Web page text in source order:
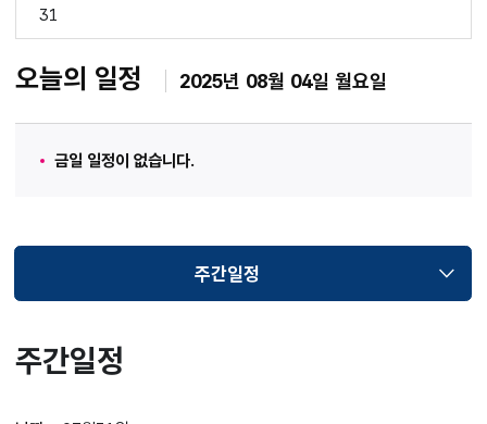
31
오늘의 일정 2025년 08월 04일 월요일
금일 일정이 없습니다.
주간일정
선택됨
주간일정